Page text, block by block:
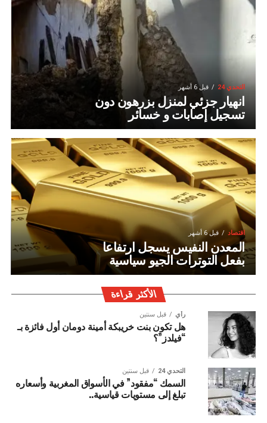
التحدي 24 قبل 6 أشهر
انهيار جزئي لمنزل بزرهون دون
تسجيل إصابات و خسائر
اقتصاد قبل 6 أشهر
المعدن النفيس يسجل ارتفاعا
بفعل التوترات الجيو سياسية
الأكثر قراءة
رأي قبل سنتين
هل تكون بنت خريبكة أمينة دومان أول فائزة بـ
“فيلدز”؟
التحدي 24 قبل سنتين
السمك “مفقود” في الأسواق المغربية وأسعاره
تبلغ إلى مستويات قياسية..